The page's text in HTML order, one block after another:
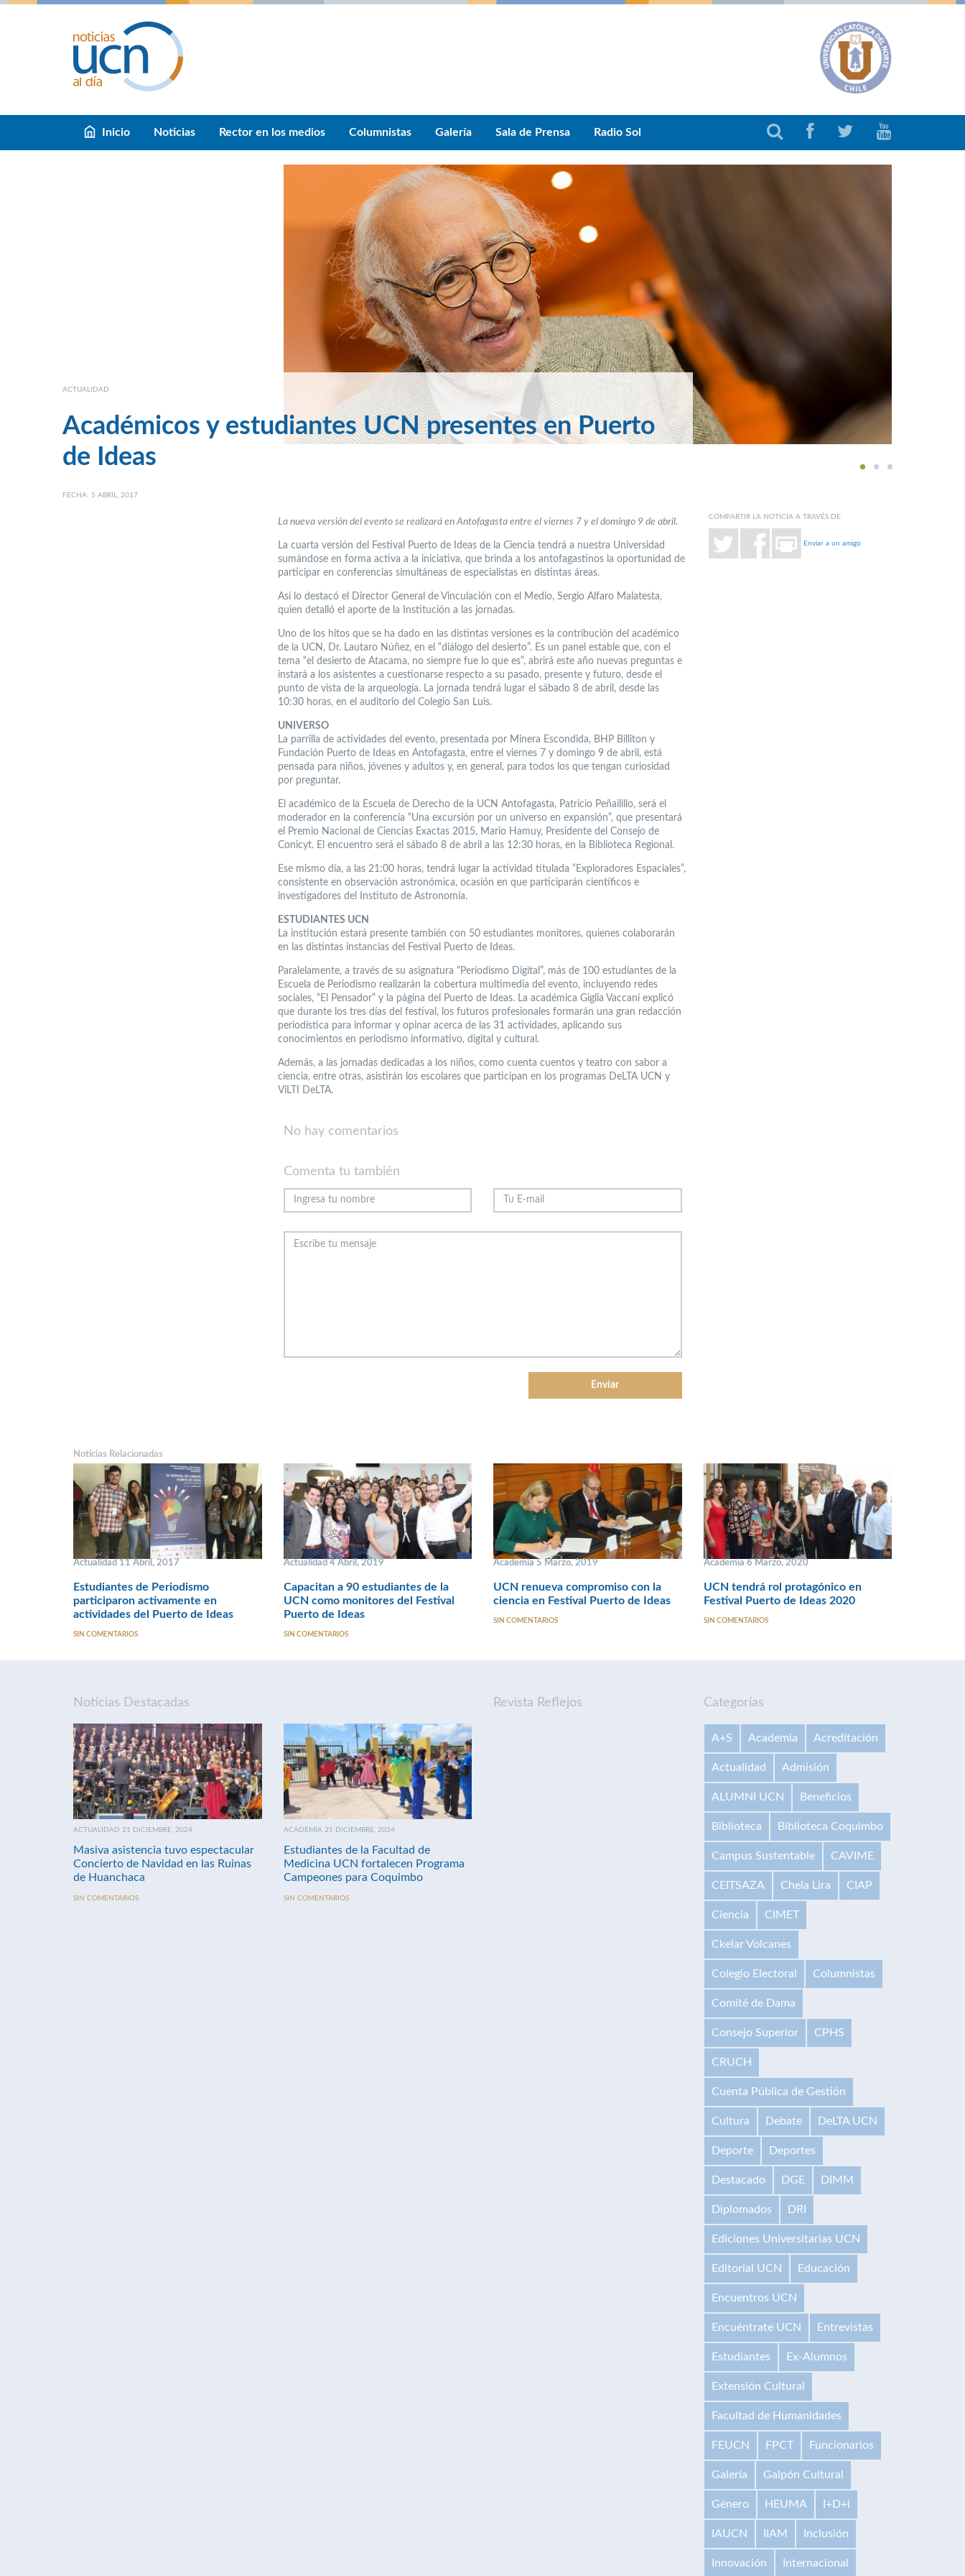
Inicio Noticias Rector en los medios Columnistas Galería Sala de Prensa Radio Sol
1 2 3
ACTUALIDAD
Académicos y estudiantes UCN presentes en Puerto
de Ideas
FECHA: 5 ABRIL, 2017
La nueva versión del evento se realizará en Antofagasta entre el viernes 7 y el domingo 9 de abril.
La cuarta versión del Festival Puerto de Ideas de la Ciencia tendrá a nuestra Universidad
sumándose en forma activa a la iniciativa, que brinda a los antofagastinos la oportunidad de
participar en conferencias simultáneas de especialistas en distintas áreas.
Así lo destacó el Director General de Vinculación con el Medio, Sergio Alfaro Malatesta,
quien detalló el aporte de la Institución a las jornadas.
Uno de los hitos que se ha dado en las distintas versiones es la contribución del académico
de la UCN, Dr. Lautaro Núñez, en el “diálogo del desierto”. Es un panel estable que, con el
tema “el desierto de Atacama, no siempre fue lo que es”, abrirá este año nuevas preguntas e
instará a los asistentes a cuestionarse respecto a su pasado, presente y futuro, desde el
punto de vista de la arqueología. La jornada tendrá lugar el sábado 8 de abril, desde las
10:30 horas, en el auditorio del Colegio San Luis.
UNIVERSO
La parrilla de actividades del evento, presentada por Minera Escondida, BHP Billiton y
Fundación Puerto de Ideas en Antofagasta, entre el viernes 7 y domingo 9 de abril, está
pensada para niños, jóvenes y adultos y, en general, para todos los que tengan curiosidad
por preguntar.
El académico de la Escuela de Derecho de la UCN Antofagasta, Patricio Peñailillo, será el
moderador en la conferencia “Una excursión por un universo en expansión”, que presentará
el Premio Nacional de Ciencias Exactas 2015, Mario Hamuy, Presidente del Consejo de
Conicyt. El encuentro será el sábado 8 de abril a las 12:30 horas, en la Biblioteca Regional.
Ese mismo día, a las 21:00 horas, tendrá lugar la actividad titulada “Exploradores Espaciales”,
consistente en observación astronómica, ocasión en que participarán científicos e
investigadores del Instituto de Astronomía.
ESTUDIANTES UCN
La institución estará presente también con 50 estudiantes monitores, quienes colaborarán
en las distintas instancias del Festival Puerto de Ideas.
Paralelamente, a través de su asignatura “Periodismo Digital”, más de 100 estudiantes de la
Escuela de Periodismo realizarán la cobertura multimedia del evento, incluyendo redes
sociales, “El Pensador” y la página del Puerto de Ideas. La académica Giglia Vaccani explicó
que durante los tres días del festival, los futuros profesionales formarán una gran redacción
periodística para informar y opinar acerca de las 31 actividades, aplicando sus
conocimientos en periodismo informativo, digital y cultural.
Además, a las jornadas dedicadas a los niños, como cuenta cuentos y teatro con sabor a
ciencia, entre otras, asistirán los escolares que participan en los programas DeLTA UCN y
ViLTI DeLTA.
COMPARTIR LA NOTICIA A TRAVÉS DE:
Enviar a un amigo
No hay comentarios
Comenta tu también
Noticias Relacionadas
Actualidad 11 Abril, 2017
Estudiantes de Periodismo
participaron activamente en
actividades del Puerto de Ideas
SIN COMENTARIOS
Actualidad 4 Abril, 2019
Capacitan a 90 estudiantes de la
UCN como monitores del Festival
Puerto de Ideas
SIN COMENTARIOS
Academia 5 Marzo, 2019
UCN renueva compromiso con la
ciencia en Festival Puerto de Ideas
SIN COMENTARIOS
Academia 6 Marzo, 2020
UCN tendrá rol protagónico en
Festival Puerto de Ideas 2020
SIN COMENTARIOS
Noticias Destacadas
ACTUALIDAD 21 DICIEMBRE, 2024
Masiva asistencia tuvo espectacular
Concierto de Navidad en las Ruinas
de Huanchaca
SIN COMENTARIOS
ACADEMIA 21 DICIEMBRE, 2024
Estudiantes de la Facultad de
Medicina UCN fortalecen Programa
Campeones para Coquimbo
SIN COMENTARIOS
Revista Reflejos Categorías
A+S Academia Acreditación
Actualidad Admisión
ALUMNI UCN Beneficios
Biblioteca Biblioteca Coquimbo
Campus Sustentable CAVIME
CEITSAZA Chela Lira CIAP
Ciencia CIMET
Ckelar Volcanes
Colegio Electoral Columnistas
Comité de Dama
Consejo Superior CPHS
CRUCH
Cuenta Pública de Gestión
Cultura Debate DeLTA UCN
Deporte Deportes
Destacado DGE DIMM
Diplomados DRI
Ediciones Universitarias UCN
Editorial UCN Educación
Encuentros UCN
Encuéntrate UCN Entrevistas
Estudiantes Ex-Alumnos
Extensión Cultural
Facultad de Humanidades
FEUCN FPCT Funcionarios
Galería Galpón Cultural
Género HEUMA I+D+i
IAUCN IIAM Inclusión
Innovación Internacional